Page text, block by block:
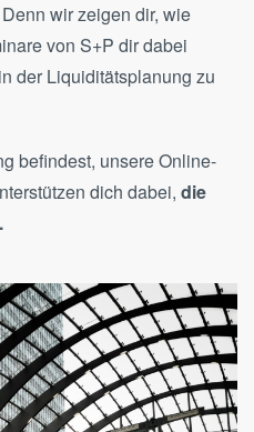
wir zeigen dir, wie
von S+P dir dabei
der Liquiditätsplanung zu
befindest, unsere Online-
dich dabei, die